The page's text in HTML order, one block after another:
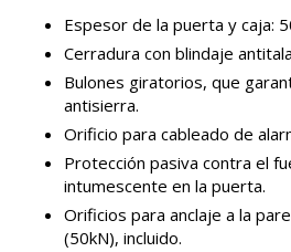
Espesor de la puerta y caja:
Cerradura con blindaje
Bulones giratorios, que
antisierra.
Orificio para cableado de
Protección pasiva contra el
intumescente en la puerta.
Orificios para anclaje a la
(50kN), incluido.